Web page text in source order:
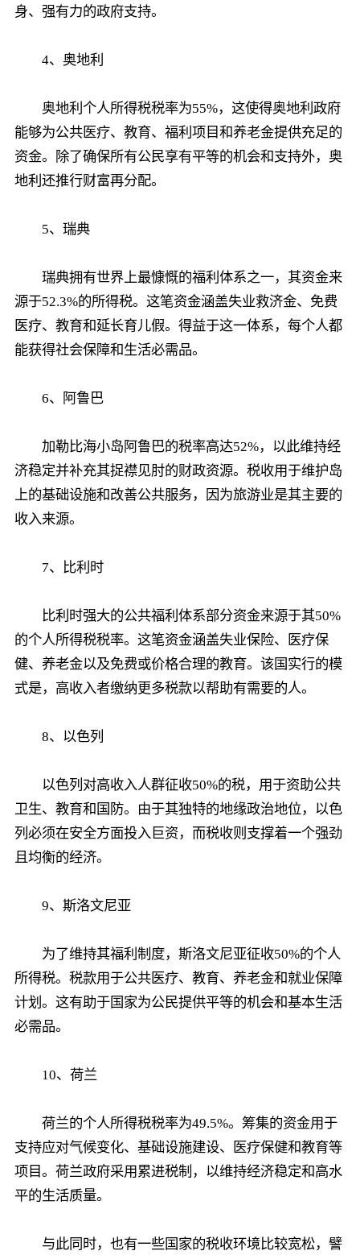
身、强有力的政府支持。
4、奥地利
奥地利个人所得税税率为55%，这使得奥地利政府
能够为公共医疗、教育、福利项目和养老金提供充足的
资金。除了确保所有公民享有平等的机会和支持外，奥
地利还推行财富再分配。
5、瑞典
瑞典拥有世界上最慷慨的福利体系之一，其资金来
源于52.3%的所得税。这笔资金涵盖失业救济金、免费
医疗、教育和延长育儿假。得益于这一体系，每个人都
能获得社会保障和生活必需品。
6、阿鲁巴
加勒比海小岛阿鲁巴的税率高达52%，以此维持经
济稳定并补充其捉襟见肘的财政资源。税收用于维护岛
上的基础设施和改善公共服务，因为旅游业是其主要的
收入来源。
7、比利时
比利时强大的公共福利体系部分资金来源于其50%
的个人所得税税率。这笔资金涵盖失业保险、医疗保
健、养老金以及免费或价格合理的教育。该国实行的模
式是，高收入者缴纳更多税款以帮助有需要的人。
8、以色列
以色列对高收入人群征收50%的税，用于资助公共
卫生、教育和国防。由于其独特的地缘政治地位，以色
列必须在安全方面投入巨资，而税收则支撑着一个强劲
且均衡的经济。
9、斯洛文尼亚
为了维持其福利制度，斯洛文尼亚征收50%的个人
所得税。税款用于公共医疗、教育、养老金和就业保障
计划。这有助于国家为公民提供平等的机会和基本生活
必需品。
10、荷兰
荷兰的个人所得税税率为49.5%。筹集的资金用于
支持应对气候变化、基础设施建设、医疗保健和教育等
项目。荷兰政府采用累进税制，以维持经济稳定和高水
平的生活质量。
与此同时，也有一些国家的税收环境比较宽松，譬